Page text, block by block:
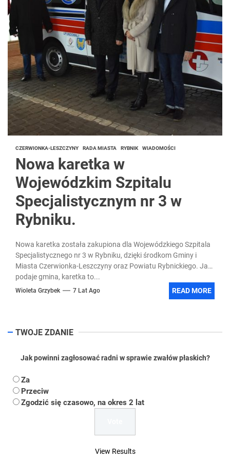
CZERWIONKA-LESZCZYNY RADA MIASTA RYBNIK WIADOMOŚCI
Nowa karetka w
Wojewódzkim Szpitalu
Specjalistycznym nr 3 w
Rybniku.
Nowa karetka została zakupiona dla Wojewódzkiego Szpitala
Specjalistycznego nr 3 w Rybniku, dzięki środkom Gminy i
Miasta Czerwionka-Leszczyny oraz Powiatu Rybnickiego. Jak
podaje gmina, karetka to...
Wioleta Grzybek 7 Lat Ago READ MORE
TWOJE ZDANIE
Jak powinni zagłosować radni w sprawie zwałów płaskich?
Za
Przeciw
Zgodzić się czasowo, na okres 2 lat
View Results